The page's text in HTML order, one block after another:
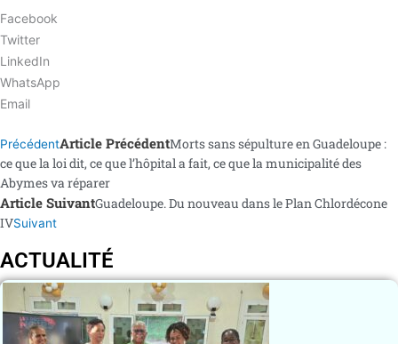
Facebook
Twitter
LinkedIn
WhatsApp
Email
PrécédentArticle PrécédentMorts sans sépulture en Guadeloupe :
ce que la loi dit, ce que l’hôpital a fait, ce que la municipalité des
Abymes va réparer
Article SuivantGuadeloupe. Du nouveau dans le Plan Chlordécone
IVSuivant
ACTUALITÉ